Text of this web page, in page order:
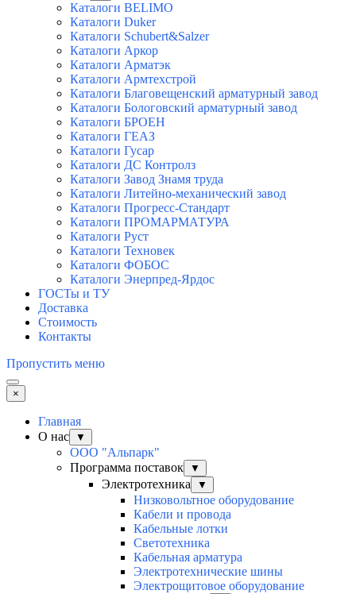
Каталоги BELIMO
Каталоги Duker
Каталоги Schubert&Salzer
Каталоги Аркор
Каталоги Арматэк
Каталоги Армтехстрой
Каталоги Благовещенский арматурный завод
Каталоги Бологовский арматурный завод
Каталоги БРОЕН
Каталоги ГЕАЗ
Каталоги Гусар
Каталоги ДС Контролз
Каталоги Завод Знамя труда
Каталоги Литейно-механический завод
Каталоги Прогресс-Стандарт
Каталоги ПРОМАРМАТУРА
Каталоги Руст
Каталоги Техновек
Каталоги ФОБОС
Каталоги Энерпред-Ярдос
ГОСТы и ТУ
Доставка
Стоимость
Контакты
Пропустить меню
×
Главная
О нас
▼
ООО "Альпарк"
Программа поставок
▼
Электротехника ▼
Низковольтное оборудование
Кабели и провода
Кабельные лотки
Светотехника
Кабельная арматура
Электротехнические шины
Электрощитовое оборудование